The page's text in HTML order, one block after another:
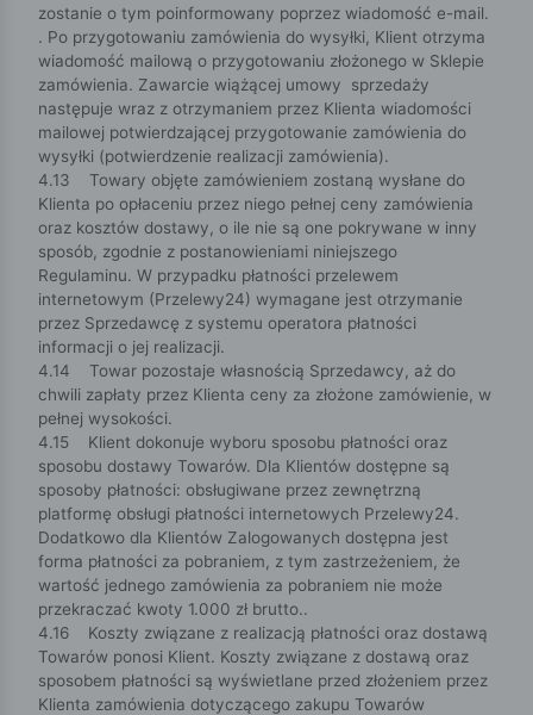
zostanie o tym poinformowany poprzez wiadomość e-mail.
. Po przygotowaniu zamówienia do wysyłki, Klient otrzyma
wiadomość mailową o przygotowaniu złożonego w Sklepie
zamówienia. Zawarcie wiążącej umowy sprzedaży
następuje wraz z otrzymaniem przez Klienta wiadomości
mailowej potwierdzającej przygotowanie zamówienia do
wysyłki (potwierdzenie realizacji zamówienia).
4.13 Towary objęte zamówieniem zostaną wysłane do
Klienta po opłaceniu przez niego pełnej ceny zamówienia
oraz kosztów dostawy, o ile nie są one pokrywane w inny
sposób, zgodnie z postanowieniami niniejszego
Regulaminu. W przypadku płatności przelewem
internetowym (Przelewy24) wymagane jest otrzymanie
przez Sprzedawcę z systemu operatora płatności
informacji o jej realizacji.
4.14 Towar pozostaje własnością Sprzedawcy, aż do
chwili zapłaty przez Klienta ceny za złożone zamówienie, w
pełnej wysokości.
4.15 Klient dokonuje wyboru sposobu płatności oraz
sposobu dostawy Towarów. Dla Klientów dostępne są
sposoby płatności: obsługiwane przez zewnętrzną
platformę obsługi płatności internetowych Przelewy24.
Dodatkowo dla Klientów Zalogowanych dostępna jest
forma płatności za pobraniem, z tym zastrzeżeniem, że
wartość jednego zamówienia za pobraniem nie może
przekraczać kwoty 1.000 zł brutto..
4.16 Koszty związane z realizacją płatności oraz dostawą
Towarów ponosi Klient. Koszty związane z dostawą oraz
sposobem płatności są wyświetlane przed złożeniem przez
Klienta zamówienia dotyczącego zakupu Towarów